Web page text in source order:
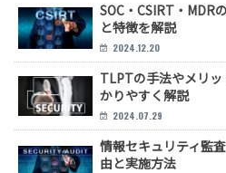
コーポレートサイトはこちら
SOC・CSIRT・MDR
と特徴を解説
2024.12.20
TLPTの手法やメリ
かりやすく解説
2024.07.29
情報セキュリティ監
由と実施方法